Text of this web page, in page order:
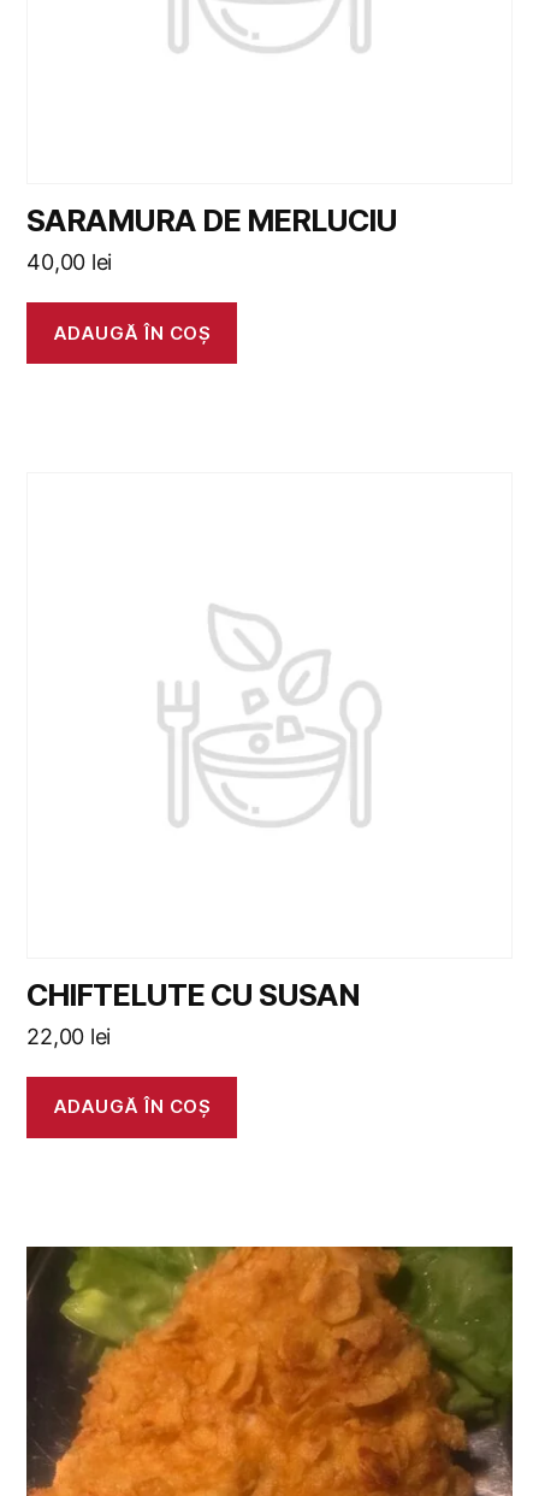
SARAMURA DE MERLUCIU
40,00 lei
ADAUGĂ ÎN COȘ
CHIFTELUTE CU SUSAN
22,00 lei
ADAUGĂ ÎN COȘ